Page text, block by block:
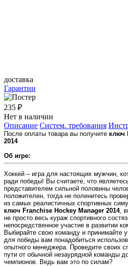
доставка
Гарантии
235 ₽
Нет в наличии
Описание Систем. требования
После оплаты товара вы получите ключ
2014
Об игре:
Хоккей – игра для настоящих мужчин,
ради победы! Вы считаете, что
представителем сильной половины
положителен, тогда не поленитесь
из самых реалистичных спортивных
ключ Franchise Hockey Manager 2014,
не просто весь кураж спортивного
непосредственное участие в развитии
Выбирайте свою команду и принимайте
для победы вам понадобиться
опытного менеджера. Проведите своих
пути от обычной незаурядной команды
чемпионов. Ведь вам это по силам?